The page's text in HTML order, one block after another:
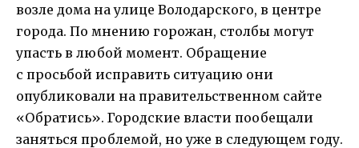
возле дома на улице Володарского, в центре
города. По мнению горожан, столбы могут
упасть в любой момент. Обращение
с просьбой исправить ситуацию они
опубликовали на правительственном сайте
«Обратись». Городские власти пообещали
заняться проблемой, но уже в следующем году.